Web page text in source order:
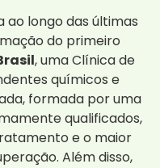
ao longo das últimas
do primeiro
, uma Clínica de
químicos e
formada por uma
qualificados,
e o maior
Além disso,